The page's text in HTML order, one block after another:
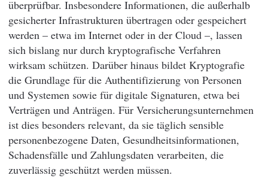
überprüfbar. Insbesondere Informationen, die außerhalb
gesicherter Infrastrukturen übertragen oder gespeichert
werden – etwa im Internet oder in der Cloud –, lassen
sich bislang nur durch kryptografische Verfahren
wirksam schützen. Darüber hinaus bildet Kryptografie
die Grundlage für die Authentifizierung von Personen
und Systemen sowie für digitale Signaturen, etwa bei
Verträgen und Anträgen. Für Versicherungsunternehmen
ist dies besonders relevant, da sie täglich sensible
personenbezogene Daten, Gesundheitsinformationen,
Schadensfälle und Zahlungsdaten verarbeiten, die
zuverlässig geschützt werden müssen.